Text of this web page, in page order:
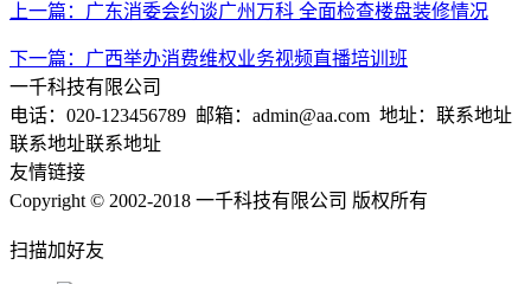
上一篇：广东消委会约谈广州万科 全面检查楼盘装修情况
下一篇：广西举办消费维权业务视频直播培训班
一千科技有限公司
电话：020-123456789 邮箱：admin@aa.com 地址：联系地址
联系地址联系地址
友情链接
Copyright © 2002-2018 一千科技有限公司 版权所有
扫描加好友